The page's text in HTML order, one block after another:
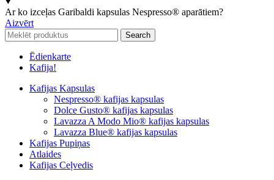
Ar ko izceļas Garibaldi kapsulas Nespresso® aparātiem?
Aizvērt
Search
Ēdienkarte
Kafija!
Kafijas Kapsulas
Nespresso® kafijas kapsulas
Dolce Gusto® kafijas kapsulas
Lavazza A Modo Mio® kafijas kapsulas
Lavazza Blue® kafijas kapsulas
Kafijas Pupiņas
Atlaides
Kafijas Ceļvedis